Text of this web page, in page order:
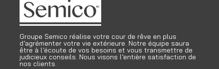
Groupe Semico réalise votre cour de rêve en plus
d’agrémenter votre vie extérieure. Notre équipe saura
être à l’écoute de vos besoins et vous transmettre de
judicieux conseils. Nous visons l’entière satisfaction de
nos clients.